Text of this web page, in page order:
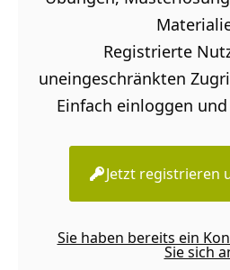
Registrierte
uneingeschränkten
Einfach einloggen
Jetzt registrieren
Sie haben bereits ein
Sie sich